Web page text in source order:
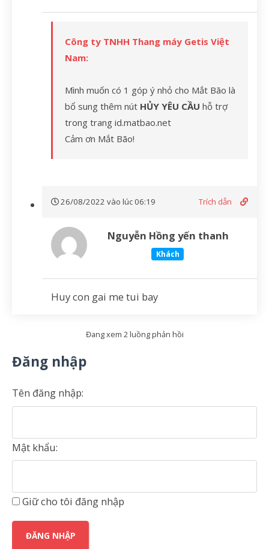
Công ty TNHH Thang máy Getis Việt
Nam:
Mình muốn có 1 góp ý nhỏ cho Mắt Bão là
bổ sung thêm nút HỦY YÊU CẦU hỗ trợ
trong trang id.matbao.net
Cảm ơn Mắt Bão!
26/08/2022 vào lúc 06:19 Trích dẫn
Nguyễn Hồng yến thanh
Khách
Huy con gai me tui bay
Đang xem 2 luồng phản hồi
Đăng nhập
Tên đăng nhập:
Mật khẩu:
Giữ cho tôi đăng nhập
ĐĂNG NHẬP